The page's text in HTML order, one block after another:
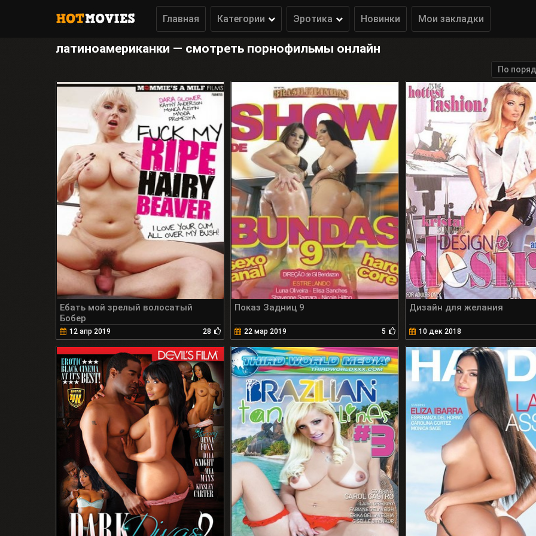
Главная Категории Эротика Новинки Мои закладки
латиноамериканки — смотреть порнофильмы онлайн
По
Ебать мой зрелый волосатый
Бобер
12 апр 2019 28
Показ Задниц 9
22 мар 2019 5
Дизайн для желания
10 дек 2018